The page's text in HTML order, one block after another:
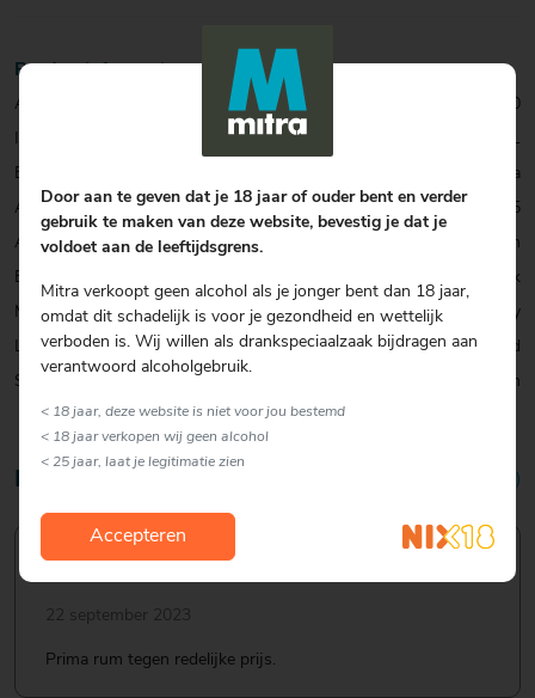
Reviews 4,5/5 (8 reviews)
22 september 2023
Prima rum tegen redelijke prijs.
Productinformatie
Artikelcode:
0324302000
Inhoud:
100 CL
Eigen Merk:
Ja
Alcohol percentage:
37,5
Allergenen:
Geen
Exclusief:
Sterk Eigen Merk
Merk:
Dreadlock Bay
Land:
Nederland
Soort:
Rum
Door aan te geven dat je 18 jaar of ouder bent en verder
gebruik te maken van deze website, bevestig je dat je
voldoet aan de leeftijdsgrens.
Mitra verkoopt geen alcohol als je jonger bent dan 18 jaar,
omdat dit schadelijk is voor je gezondheid en wettelijk
verboden is. Wij willen als drankspeciaalzaak bijdragen aan
verantwoord alcoholgebruik.
< 18 jaar, deze website is niet voor jou bestemd
< 18 jaar verkopen wij geen alcohol
< 25 jaar, laat je legitimatie zien
Accepteren